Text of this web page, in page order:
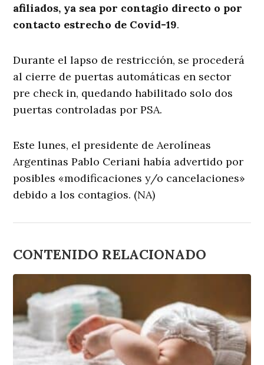
afiliados, ya sea por contagio directo o por
contacto estrecho de Covid-19.
Durante el lapso de restricción, se procederá
al cierre de puertas automáticas en sector
pre check in, quedando habilitado solo dos
puertas controladas por PSA.
Este lunes, ​el presidente de Aerolíneas
Argentinas Pablo Ceriani había advertido por
posibles «modificaciones y/o cancelaciones»
debido a los contagios. (NA)
CONTENIDO RELACIONADO